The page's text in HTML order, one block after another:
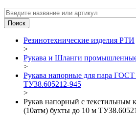
Резинотехнические изделия РТИ
>
Рукава и Шланги
>
Рукава напорные для пара ГОСТ
ТУ38.605212-945
>
Рукав напорный с текстильным
(10атм) бухты до 10 м